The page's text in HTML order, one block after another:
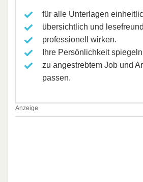
für alle Unterlagen
übersichtlich und
professionell wirken.
Ihre Persönlichkeit
zu angestrebtem Job und
passen.
Anzeige